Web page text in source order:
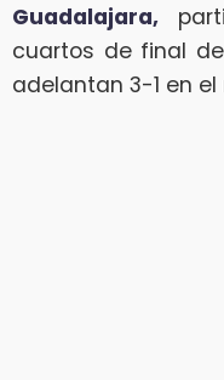
Guadalajara,
cuartos de final
adelantan 3-1 en